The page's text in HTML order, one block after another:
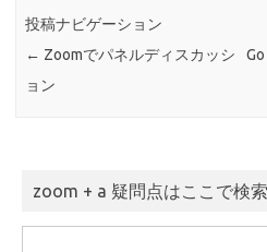
投稿ナビゲーション
← Zoomでパネルディスカッシ
ョン
zoom + a 疑問点はここで検索